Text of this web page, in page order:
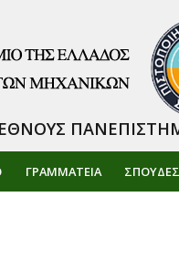
ΓΡΑΜΜΑΤΕΙΑ ΣΠΟΥΔΕΣ